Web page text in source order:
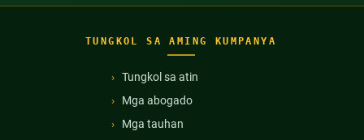
TUNGKOL SA AMING KUMPANYA
Tungkol sa atin
Mga abogado
Mga tauhan